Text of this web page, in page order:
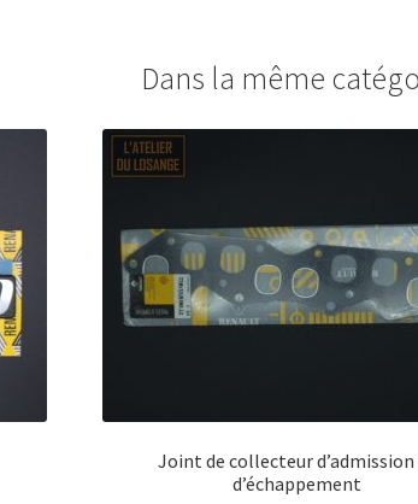
Dans la même
Joint de collecteur
d’échappement